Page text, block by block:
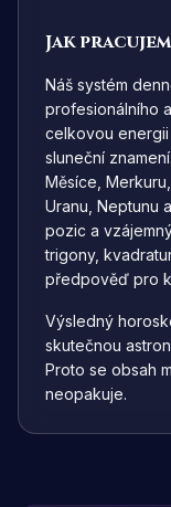
Jak
Náš systém
profesionálního
celkovou energii
sluneční
Měsíce,
Uranu, Neptunu
pozic a
trigony,
předpověď pro
Výsledný
skutečnou
Proto se obsah
neopakuje.